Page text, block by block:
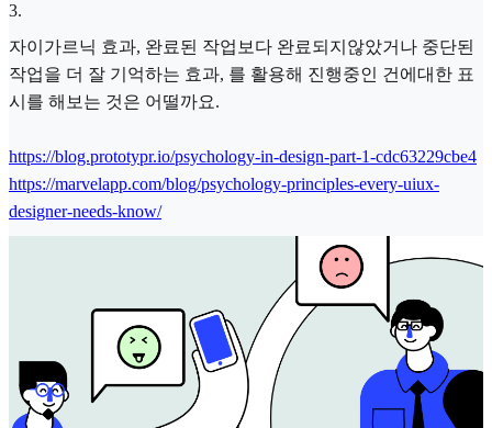
3.
자이가르닉 효과, 완료된 작업보다 완료되지않았거나 중단된
작업을 더 잘 기억하는 효과, 를 활용해 진행중인 건에대한 표
시를 해보는 것은 어떨까요.
https://blog.prototypr.io/psychology-in-design-part-1-cdc63229cbe4
https://marvelapp.com/blog/psychology-principles-every-uiux-
designer-needs-know/